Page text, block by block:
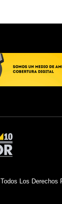
Todos Los Derechos